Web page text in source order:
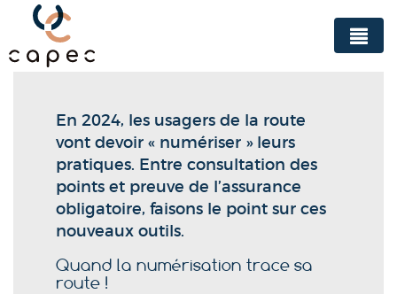
Panneau de gestion des cookies
En 2024, les usagers de la route
vont devoir « numériser » leurs
pratiques. Entre consultation des
points et preuve de l’assurance
obligatoire, faisons le point sur ces
nouveaux outils.
Quand la numérisation trace sa
route !